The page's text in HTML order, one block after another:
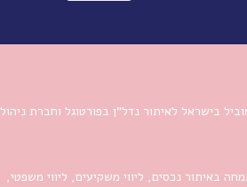
בישראל לאיתור נדל”ן בפורטוגל וחברת ניהול
באיתור נכסים, ליווי משקיעים, ליווי משפטי,